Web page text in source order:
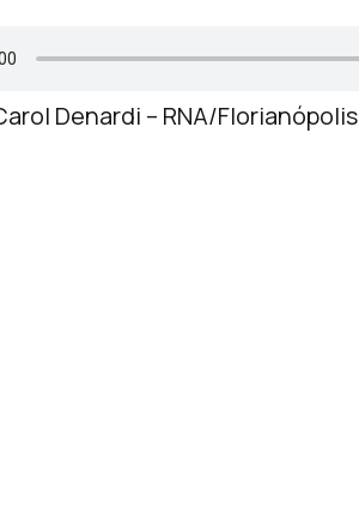
Denardi – RNA/Florianópolis